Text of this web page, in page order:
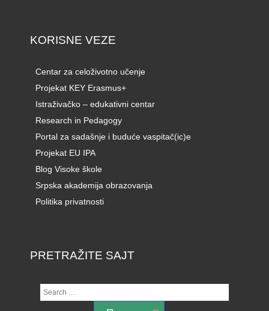
KORISNE VEZE
Centar za celoživotno učenje
Projekat KEY Erasmus+
Istraživačko – edukativni centar
Research in Pedagogy
Portal za sadašnje i buduće vaspitač(ic)e
Projekat EU IPA
Blog Visoke škole
Srpska akademija obrazovanja
Politika privatnosti
PRETRAŽITE SAJT